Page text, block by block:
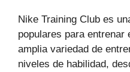
Nike Training Club es
populares para entrenar
amplia variedad de
niveles de habilidad,